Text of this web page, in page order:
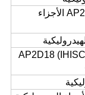
AP2D12 (BOB 331 MAIN PUMP) الأجزاء
AP2D18